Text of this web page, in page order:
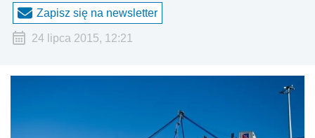
Zapisz się na newsletter
24 lipca 2015, 12:21